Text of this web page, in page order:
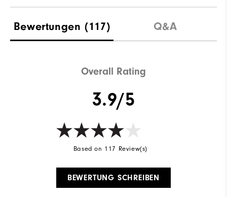
Bewertungen (117) Q&A
Overall Rating
3.9/5
Based on 117 Review(s)
BEWERTUNG SCHREIBEN